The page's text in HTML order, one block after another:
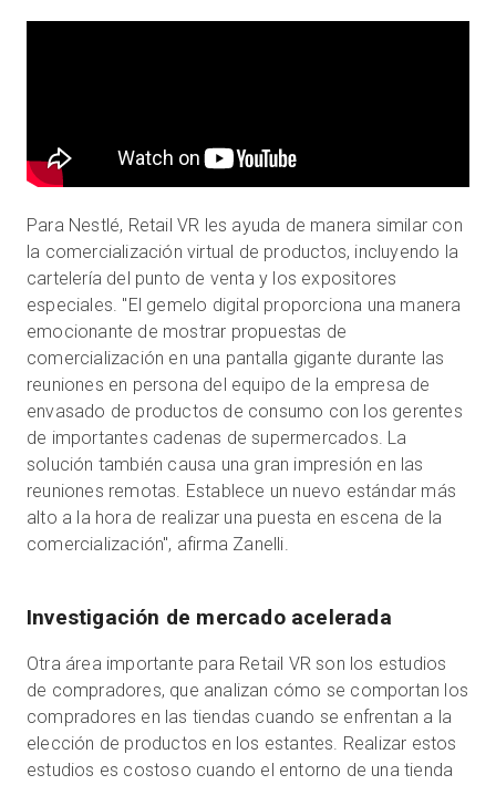
Para Nestlé, Retail VR les ayuda de manera similar con
la comercialización virtual de productos, incluyendo la
cartelería del punto de venta y los expositores
especiales. "El gemelo digital proporciona una manera
emocionante de mostrar propuestas de
comercialización en una pantalla gigante durante las
reuniones en persona del equipo de la empresa de
envasado de productos de consumo con los gerentes
de importantes cadenas de supermercados. La
solución también causa una gran impresión en las
reuniones remotas. Establece un nuevo estándar más
alto a la hora de realizar una puesta en escena de la
comercialización", afirma Zanelli.
Investigación de mercado acelerada
Otra área importante para Retail VR son los estudios
de compradores, que analizan cómo se comportan los
compradores en las tiendas cuando se enfrentan a la
elección de productos en los estantes. Realizar estos
estudios es costoso cuando el entorno de una tienda